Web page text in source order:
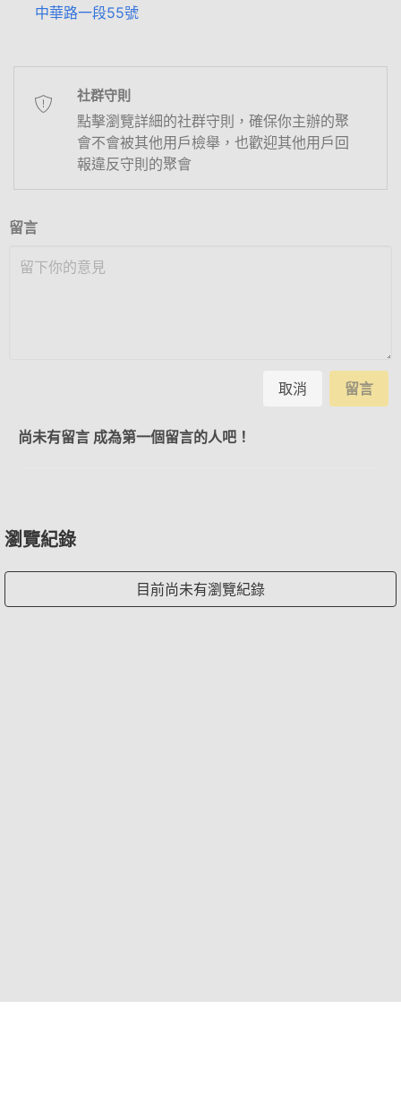
中華路一段55號
社群守則
點擊瀏覽詳細的社群守則，確保你主辦的聚
會不會被其他用戶檢舉，也歡迎其他用戶回
報違反守則的聚會
留言
取消 留言
尚未有留言 成為第一個留言的人吧！
瀏覽紀錄
目前尚未有瀏覽紀錄